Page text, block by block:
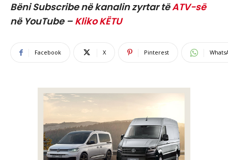
Bëni Subscribe në kanalin zyrtar tëATV-së
në YouTube – Kliko KËTU
Facebook X Pinterest